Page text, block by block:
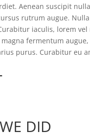
Aenean suscipit
rutrum augue.
iaculis, lorem vel
fermentum
purus. Curabitur eu
DID